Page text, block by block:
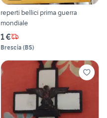
reperti bellici prima guerra
mondiale
1 €
Brescia (BS)